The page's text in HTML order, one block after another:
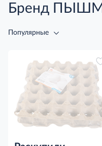
Бренд
Популярные